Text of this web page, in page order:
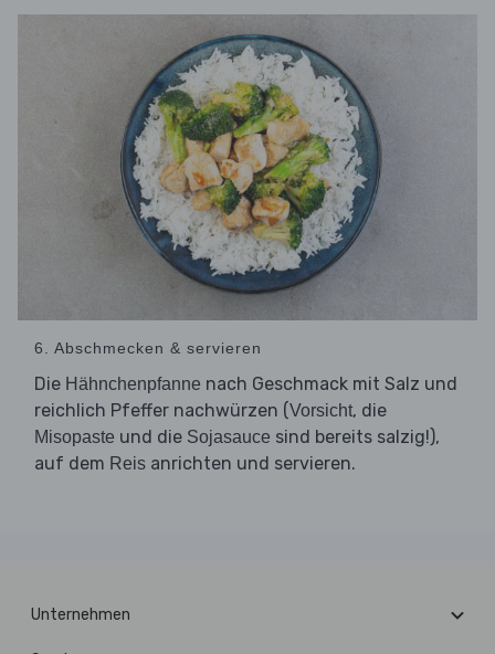
6. Abschmecken & servieren
Die Hähnchenpfanne nach Geschmack mit Salz und
reichlich Pfeffer nachwürzen (Vorsicht, die
Misopaste und die Sojasauce sind bereits salzig!),
auf dem Reis anrichten und servieren.
Unternehmen